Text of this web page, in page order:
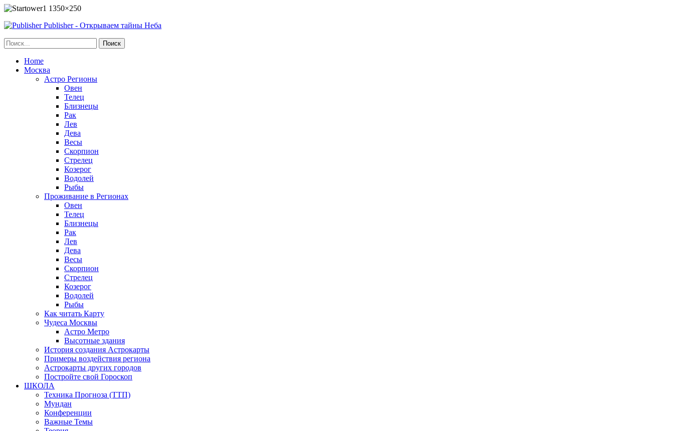
Publisher - Открываем тайны Неба
Home
Москва
Астро Регионы
Овен
Телец
Близнецы
Рак
Лев
Дева
Весы
Скорпион
Стрелец
Козерог
Водолей
Рыбы
Проживание в Регионах
Овен
Телец
Близнецы
Рак
Лев
Дева
Весы
Скорпион
Стрелец
Козерог
Водолей
Рыбы
Как читать Карту
Чудеса Москвы
Астро Метро
Высотные здания
История создания Астрокарты
Примеры воздействия региона
Астрокарты других городов
Постройте свой Гороскоп
ШКОЛА
Техника Прогноза (ТТП)
Мундан
Конференции
Важные Темы